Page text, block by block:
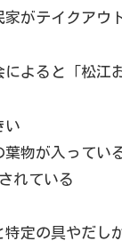
家がテイクアウ
によると「松江
い
葉物が入ってい
れている
特定の具やだし